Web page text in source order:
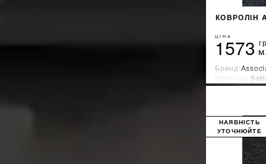
КОВРОЛІН
ЦІНА
1573
Бренд:
Колекція:
Країна-
НАЯВНІСТЬ
УТОЧНЮЙТЕ